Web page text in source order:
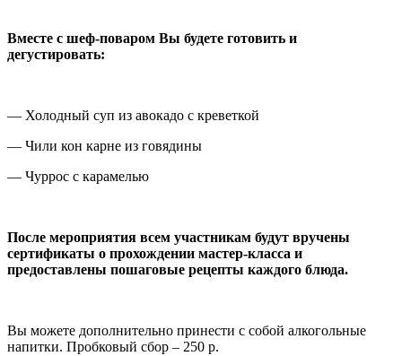
Вместе с шеф-поваром Вы будете готовить и
дегустировать:
— Холодный суп из авокадо с креветкой
— Чили кон карне из говядины
— Чуррос с карамелью
После мероприятия всем участникам будут вручены
сертификаты о прохождении мастер-класса и
предоставлены пошаговые рецепты каждого блюда.
Вы можете дополнительно принести с собой алкогольные
напитки. Пробковый сбор – 250 р.